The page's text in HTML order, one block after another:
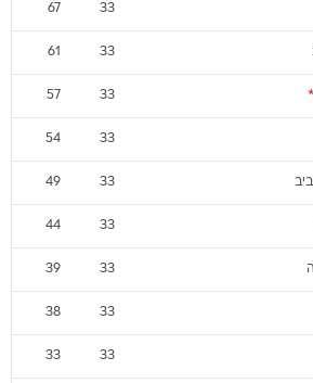
33
67
33
61
*
33
57
33
54
33
49
33
44
33
39
33
38
33
33